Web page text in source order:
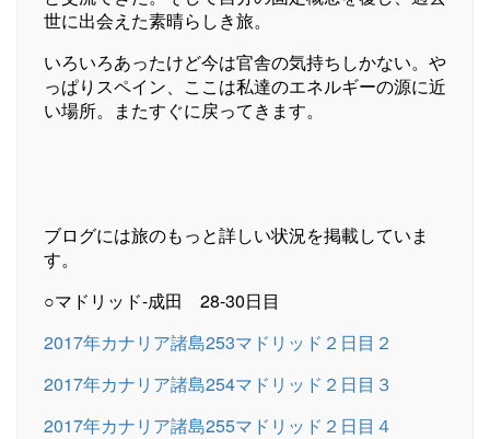
世に出会えた素晴らしき旅。
いろいろあったけど今は官舎の気持ちしかない。や
っぱりスペイン、ここは私達のエネルギーの源に近
い場所。またすぐに戻ってきます。
ブログには旅のもっと詳しい状況を掲載していま
す。
○マドリッド-成田 28-30日目
2017年カナリア諸島253マドリッド２日目２
2017年カナリア諸島254マドリッド２日目３
2017年カナリア諸島255マドリッド２日目４